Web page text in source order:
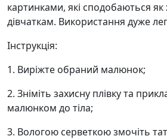
картинками, які сподобаються як
дівчаткам. Використання дуже
Інструкція:
1. Виріжте обраний малюнок;
2. Зніміть захисну плівку та
малюнком до тіла;
3. Вологою серветкою змочіть